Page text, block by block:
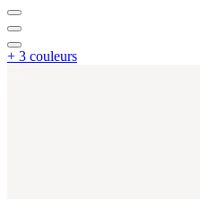
+ 3 couleurs